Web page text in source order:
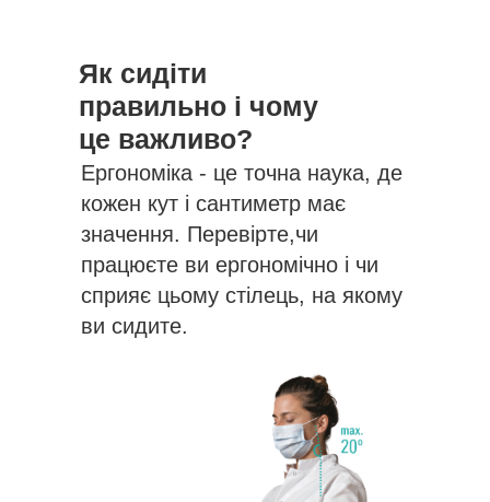
Як сидіти
правильно і чому
це важливо?
Ергономіка - це точна наука, де
кожен кут і сантиметр має
значення. Перевірте,чи
працюєте ви ергономічно і чи
сприяє цьому стілець, на якому
ви сидите.